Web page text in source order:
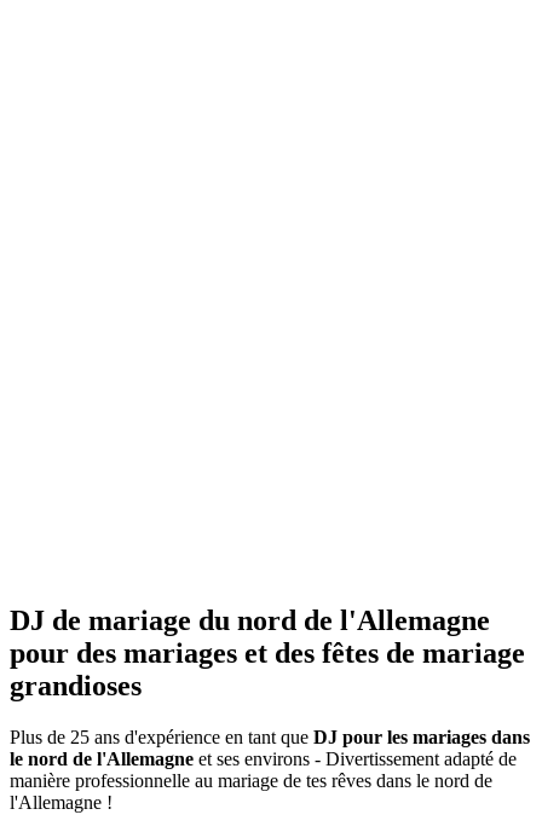
DJ de mariage du nord de l'Allemagne
pour des mariages et des fêtes de mariage
grandioses
Plus de 25 ans d'expérience en tant que DJ pour les mariages dans
le nord de l'Allemagne et ses environs - Divertissement adapté de
manière professionnelle au mariage de tes rêves dans le nord de
l'Allemagne !